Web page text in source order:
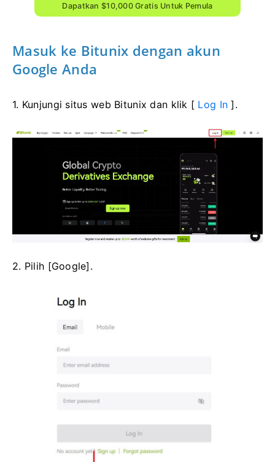
Dapatkan $10,000 Gratis Untuk Pemula
Masuk ke Bitunix dengan akun
Google Anda
1. Kunjungi situs web Bitunix dan klik [ Log In ].
2. Pilih [Google].